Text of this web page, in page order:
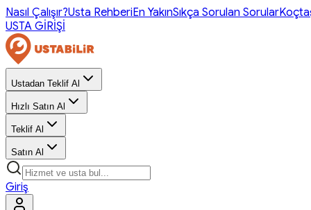
Nasıl Çalışır?Usta RehberiEn YakınSıkça Sorulan Sorular
USTA GİRİŞİ
Ustadan Teklif Al
Hızlı Satın Al
Teklif Al
Satın Al
Giriş